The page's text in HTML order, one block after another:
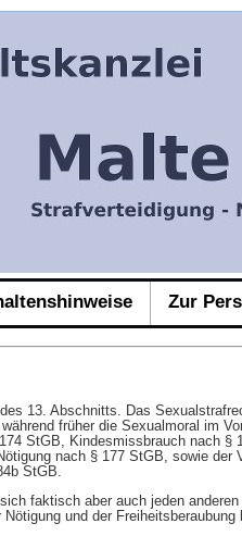
Zur
13. Abschnitts. Das
früher die Sexualmoral im
StGB, Kindesmissbrauch nach
nach § 177 StGB, sowie der
StGB.
faktisch aber auch jeden
und der